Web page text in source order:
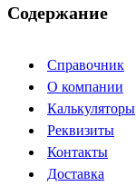
Содержание
Справочник
О компании
Калькуляторы
Реквизиты
Контакты
Доставка